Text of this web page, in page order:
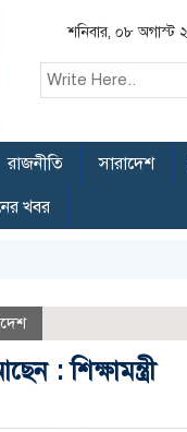
শনিবার, ০৮ অগাস্ট
রাজনীতি সারাদেশ
খবর
: শিক্ষামন্ত্রী